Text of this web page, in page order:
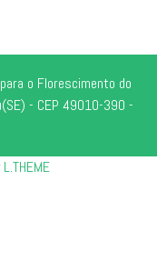
o Florescimento do
- CEP 49010-390 -
L.THEME